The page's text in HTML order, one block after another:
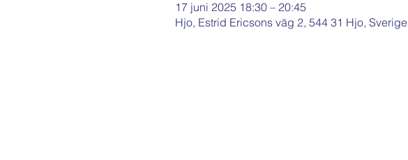
17 juni 2025 18:30 – 20:45
Hjo, Estrid Ericsons väg 2, 544 31 Hjo, Sverige